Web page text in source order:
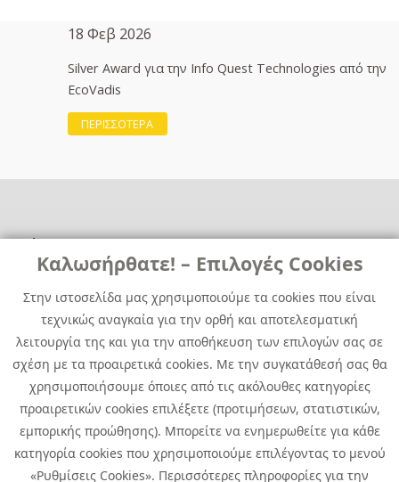
Καλωσήρθατε! – Επιλογές Cookies
Στην ιστοσελίδα μας χρησιμοποιούμε τα cookies που είναι
τεχνικώς αναγκαία για την ορθή και αποτελεσματική
λειτουργία της και για την αποθήκευση των επιλογών σας σε
σχέση με τα προαιρετικά cookies. Με την συγκατάθεσή σας θα
χρησιμοποιήσουμε όποιες από τις ακόλουθες κατηγορίες
προαιρετικών cookies επιλέξετε (προτιμήσεων, στατιστικών,
εμπορικής προώθησης). Μπορείτε να ενημερωθείτε για κάθε
κατηγορία cookies που χρησιμοποιούμε επιλέγοντας το μενού
«Ρυθμίσεις Cookies». Περισσότερες πληροφορίες για την
18 Φεβ 2026
Silver Award για την Info Quest Technologies από την
EcoVadis
ΠΕΡΙΣΣΟΤΕΡΑ
Χρήσιμα
Χρήσιμα
Επικοινωνία
Media Kit
Καριέρα
Όμιλος Quest
Site Map